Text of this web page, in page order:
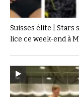
Suisses élite | Stars
lice ce week-end à